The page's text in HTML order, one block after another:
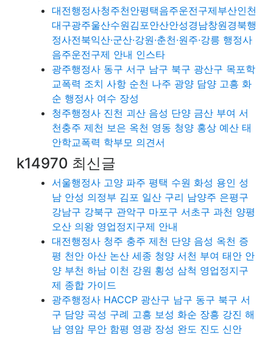
대전행정사청주천안평택음주운전구제부산인천
대구광주울산수원김포안산안성경남창원경북행
정사전북익산·군산·강원·춘천·원주·강릉 행정사
음주운전구제 안내 인스타
광주행정사 동구 서구 남구 북구 광산구 목포학
교폭력 조치 사항 순천 나주 광양 담양 고흥 화
순 행정사 여수 장성
청주행정사 진천 괴산 음성 단양 금산 부여 서
천충주 제천 보은 옥천 영동 청양 홍상 예산 태
안학교폭력 학부모 의견서
k14970 최신글
서울행정사 고양 파주 평택 수원 화성 용인 성
남 안성 의정부 김포 일산 구리 남양주 은평구
강남구 강북구 관악구 마포구 서초구 과천 양평
오산 의왕 영업정지구제 안내
대전행정사 청주 충주 제천 단양 음성 옥천 증
평 천안 아산 논산 세종 청양 서천 부여 태안 안
양 부천 하남 이천 강원 횡성 삼척 영업정지구
제 종합 가이드
광주행정사 HACCP 광산구 남구 동구 북구 서
구 담양 곡성 구례 고흥 보성 화순 장흥 강진 해
남 영암 무안 함평 영광 장성 완도 진도 신안